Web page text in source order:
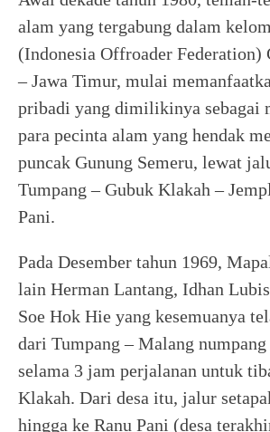
alam yang tergabung dalam
(Indonesia Offroader Federation)
– Jawa Timur, mulai
pribadi yang dimilikinya sebagai
para pecinta alam yang hendak
puncak Gunung Semeru, lewat
Tumpang – Gubuk Klakah –
Pani.
Pada Desember tahun 1969,
lain Herman Lantang, Idhan
Soe Hok Hie yang kesemuanya
dari Tumpang – Malang
selama 3 jam perjalanan untuk
Klakah. Dari desa itu, jalur
hingga ke Ranu Pani (desa